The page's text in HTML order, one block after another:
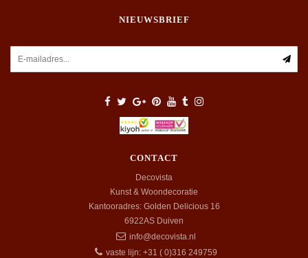
NIEUWSBRIEF
CONTACT
Decovista
Kunst & Woondecoratie
Kantooradres: Golden Delicious 16
6922AS Duiven
info@decovista.nl
vaste lijn: +31 ( 0)316 249759